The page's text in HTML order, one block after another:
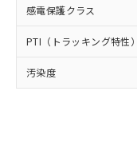
感電保護クラス
PTI（トラッキング特性）
汚染度
在庫状
事前
示しな
マイパ
ビス
部品在庫の
月が前後す
「ｅ」：有
準値以下であ
「10」：通
質が外部に
及ぼさない
当社は
場合
該第三
販売
法に輸
り引き
機